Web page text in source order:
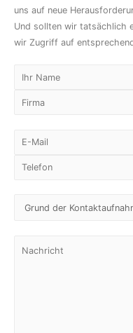
uns auf neue
Und sollten wir tatsächlich
wir Zugriff auf